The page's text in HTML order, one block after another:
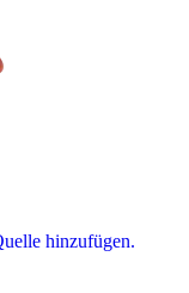
hinzufügen.